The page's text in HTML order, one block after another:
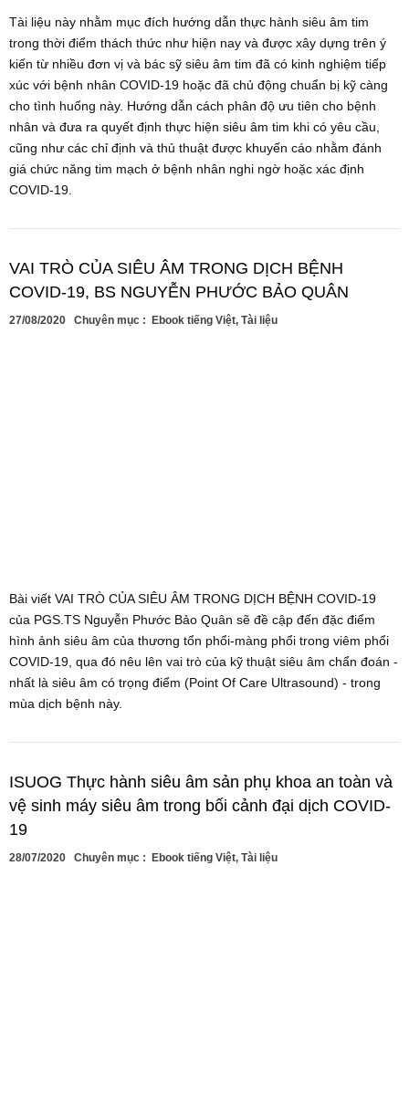
Tài liệu này nhằm mục đích hướng dẫn thực hành siêu âm tim
trong thời điểm thách thức như hiện nay và được xây dựng trên ý
kiến từ nhiều đơn vị và bác sỹ siêu âm tim đã có kinh nghiệm tiếp
xúc với bệnh nhân COVID-19 hoặc đã chủ động chuẩn bị kỹ càng
cho tình huống này. Hướng dẫn cách phân độ ưu tiên cho bệnh
nhân và đưa ra quyết định thực hiện siêu âm tim khi có yêu cầu,
cũng như các chỉ định và thủ thuật được khuyến cáo nhằm đánh
giá chức năng tim mạch ở bệnh nhân nghi ngờ hoặc xác định
COVID-19.
VAI TRÒ CỦA SIÊU ÂM TRONG DỊCH BỆNH
COVID-19, BS NGUYỄN PHƯỚC BẢO QUÂN
27/08/2020 Chuyên mục : Ebook tiếng Việt, Tài liệu
Bài viết VAI TRÒ CỦA SIÊU ÂM TRONG DỊCH BỆNH COVID-19
của PGS.TS Nguyễn Phước Bảo Quân sẽ đề cập đến đặc điểm
hình ảnh siêu âm của thương tổn phổi-màng phổi trong viêm phổi
COVID-19, qua đó nêu lên vai trò của kỹ thuật siêu âm chẩn đoán -
nhất là siêu âm có trọng điểm (Point Of Care Ultrasound) - trong
mùa dịch bệnh này.
ISUOG Thực hành siêu âm sản phụ khoa an toàn và
vệ sinh máy siêu âm trong bối cảnh đại dịch COVID-
19
28/07/2020 Chuyên mục : Ebook tiếng Việt, Tài liệu